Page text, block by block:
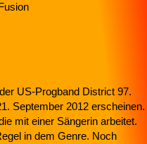
US-Progband District 97.
September 2012 erscheinen.
mit einer Sängerin arbeitet.
in dem Genre. Noch